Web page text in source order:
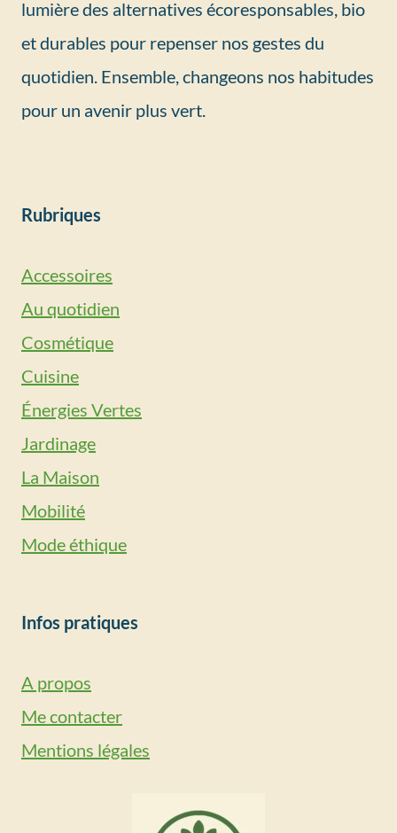
lumière des alternatives écoresponsables, bio
et durables pour repenser nos gestes du
quotidien. Ensemble, changeons nos habitudes
pour un avenir plus vert.
Rubriques
Accessoires
Au quotidien
Cosmétique
Cuisine
Énergies Vertes
Jardinage
La Maison
Mobilité
Mode éthique
Infos pratiques
A propos
Me contacter
Mentions légales